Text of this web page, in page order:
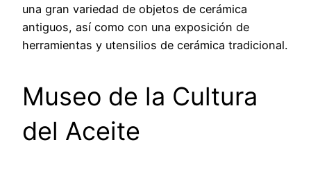
una gran variedad de objetos de cerámica
antiguos, así como con una exposición de
herramientas y utensilios de cerámica tradicional.
Museo de la Cultura
del Aceite